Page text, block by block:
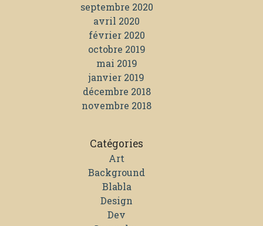
septembre 2020
avril 2020
février 2020
octobre 2019
mai 2019
janvier 2019
décembre 2018
novembre 2018
Catégories
Art
Background
Blabla
Design
Dev